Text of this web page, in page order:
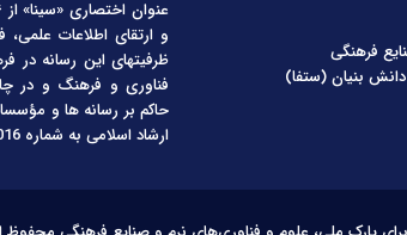
فرهنگی
بنیان (ستفا)
و ارتقای اطلاعات
ظرفیتهای این رسانه در
فناوری و فرهنگ و در
حاکم بر رسانه ها و
ارشاد اسلامی به شماره 70016 فعالیت خود را آغاز کرده است.